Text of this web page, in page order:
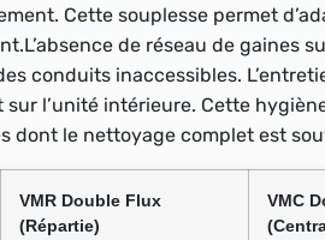
Cette souplesse permet
de réseau de gaines
conduits inaccessibles.
l’unité intérieure. Cette
dont le nettoyage complet est
VMR Double Flux
(Répartie)
VMC